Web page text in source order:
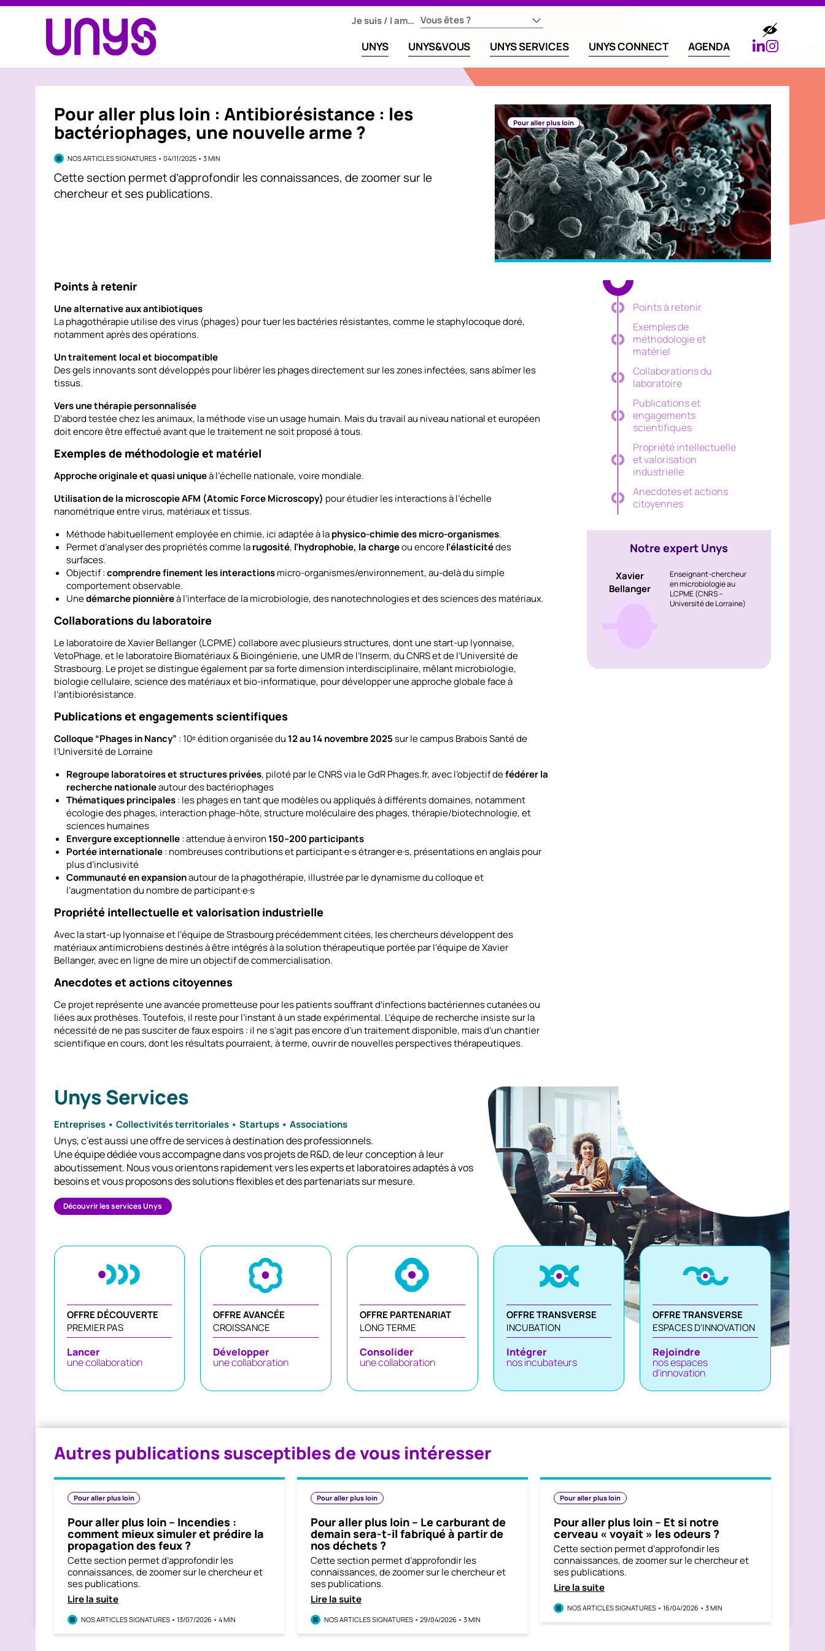
Je suis / I am… Vous êtes ?
UNYS UNYS&VOUS UNYS SERVICES UNYS CONNECT AGENDA
Pour aller plus loin : Antibiorésistance : les
bactériophages, une nouvelle arme ?
NOS ARTICLES SIGNATURES • 04/11/2025 • 3 MIN
Cette section permet d’approfondir les connaissances, de zoomer sur le
chercheur et ses publications.
Pour aller plus loin
Points à retenir
Une alternative aux antibiotiques
La phagothérapie utilise des virus (phages) pour tuer les bactéries résistantes, comme le staphylocoque doré,
notamment après des opérations.
Un traitement local et biocompatible
Des gels innovants sont développés pour libérer les phages directement sur les zones infectées, sans abîmer les
tissus.
Vers une thérapie personnalisée
D’abord testée chez les animaux, la méthode vise un usage humain. Mais du travail au niveau national et européen
doit encore être effectué avant que le traitement ne soit proposé à tous.
Exemples de méthodologie et matériel
Approche originale et quasi uniqueà l’échelle nationale, voire mondiale.
Utilisation de la microscopie AFM (Atomic Force Microscopy) pour étudier les interactions à l’échelle
nanométrique entre virus, matériaux et tissus.
Méthode habituellement employée en chimie, ici adaptée à laphysico-chimie des micro-organismes.
Permet d’analyser des propriétés comme larugosité, l’hydrophobie, la chargeou encorel’élasticitédes
surfaces.
Objectif :comprendre finement les interactionsmicro-organismes/environnement, au-delà du simple
comportement observable.
Unedémarche pionnièreà l’interface de la microbiologie, des nanotechnologies et des sciences des matériaux.
Collaborations du laboratoire
Le laboratoire de Xavier Bellanger (LCPME) collabore avec plusieurs structures, dont une start-up lyonnaise,
VetoPhage, et le laboratoire Biomatériaux & Bioingénierie, une UMR de l’Inserm, du CNRS et de l’Université de
Strasbourg. Le projet se distingue également par sa forte dimension interdisciplinaire, mêlant microbiologie,
biologie cellulaire, science des matériaux et bio-informatique, pour développer une approche globale face à
l’antibiorésistance.
Publications et engagements scientifiques
Colloque “Phages in Nancy” : 10ᵉ édition organisée du12 au 14 novembre 2025sur le campus Brabois Santé de
l’Université de Lorraine
Regroupe laboratoires et structures privées, piloté par le CNRS via le GdR Phages.fr, avec l’objectif defédérer la
recherche nationaleautour des bactériophages
Thématiques principales: les phages en tant que modèles ou appliqués à différents domaines, notamment
écologie des phages, interaction phage-hôte, structure moléculaire des phages, thérapie/biotechnologie, et
sciences humaines
Envergure exceptionnelle: attendue à environ150–200 participants
Portée internationale: nombreuses contributions et participant·e·s étranger·e·s, présentations en anglais pour
plus d’inclusivité
Communauté en expansionautour de la phagothérapie, illustrée par le dynamisme du colloque et
l’augmentation du nombre de participant·e·s
Propriété intellectuelle et valorisation industrielle
Avec la start-up lyonnaise et l’équipe de Strasbourg précédemment citées, les chercheurs développent des
matériaux antimicrobiens destinés à être intégrés à la solution thérapeutique portée par l’équipe de Xavier
Bellanger, avec en ligne de mire un objectif de commercialisation.
Anecdotes et actions citoyennes
Ce projet représente une avancée prometteuse pour les patients souffrant d’infections bactériennes cutanées ou
liées aux prothèses. Toutefois, il reste pour l’instant à un stade expérimental. L’équipe de recherche insiste sur la
nécessité de ne pas susciter de faux espoirs : il ne s’agit pas encore d’un traitement disponible, mais d’un chantier
scientifique en cours, dont les résultats pourraient, à terme, ouvrir de nouvelles perspectives thérapeutiques.
Points à retenir
Exemples de
méthodologie et
matériel
Collaborations du
laboratoire
Publications et
engagements
scientifiques
Propriété intellectuelle
et valorisation
industrielle
Anecdotes et actions
citoyennes
Notre expert Unys
Xavier
Bellanger
Enseignant-chercheur
en microbiologie au
LCPME (CNRS –
Université de Lorraine)
Unys Services
Entreprises • Collectivités territoriales • Startups • Associations
Unys, c’est aussi une offre de services à destination des professionnels.
Une équipe dédiée vous accompagne dans vos projets de R&D, de leur conception à leur
aboutissement. Nous vous orientons rapidement vers les experts et laboratoires adaptés à vos
besoins et vous proposons des solutions flexibles et des partenariats sur mesure.
Découvrir les services Unys
OFFRE DÉCOUVERTE
PREMIER PAS
Lancer
une collaboration
OFFRE AVANCÉE
CROISSANCE
Développer
une collaboration
OFFRE PARTENARIAT
LONG TERME
Consolider
une collaboration
OFFRE TRANSVERSE
INCUBATION
Intégrer
nos incubateurs
OFFRE TRANSVERSE
ESPACES D'INNOVATION
Rejoindre
nos espaces
d'innovation
Autres publications susceptibles de vous intéresser
Pour aller plus loin
Pour aller plus loin – Incendies :
comment mieux simuler et prédire la
propagation des feux ?
Cette section permet d’approfondir les
connaissances, de zoomer sur le chercheur et
ses publications.
Lire la suite
NOS ARTICLES SIGNATURES • 13/07/2026 • 4 MIN
Pour aller plus loin
Pour aller plus loin – Le carburant de
demain sera-t-il fabriqué à partir de
nos déchets ?
Cette section permet d’approfondir les
connaissances, de zoomer sur le chercheur et
ses publications.
Lire la suite
NOS ARTICLES SIGNATURES • 29/04/2026 • 3 MIN
Pour aller plus loin
Pour aller plus loin – Et si notre
cerveau « voyait » les odeurs ?
Cette section permet d’approfondir les
connaissances, de zoomer sur le chercheur et
ses publications.
Lire la suite
NOS ARTICLES SIGNATURES • 16/04/2026 • 3 MIN